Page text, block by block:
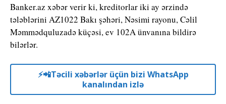
Banker.az xəbər verir ki, kreditorlar iki ay ərzində
tələblərini AZ1022 Bakı şəhəri, Nəsimi rayonu, Cəlil
Məmmədquluzadə küçəsi, ev 102A ünvanına bildirə
bilərlər.
⚡️📲Təcili xəbərlər üçün bizi WhatsApp
kanalından izlə